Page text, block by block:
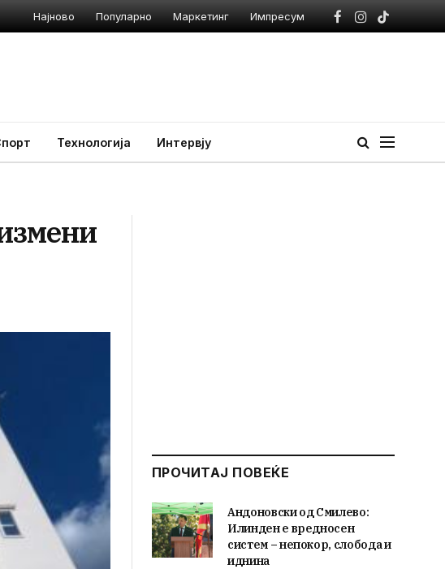
Најново Популарно Маркетинг Импресум
Facebook
Instagram
TikTok
Технологија Интервју
ПРОЧИТАЈ ПОВЕЌЕ
Андоновски од Смилево:
Илинден е вредносен
систем – непокор, слобода и
иднина